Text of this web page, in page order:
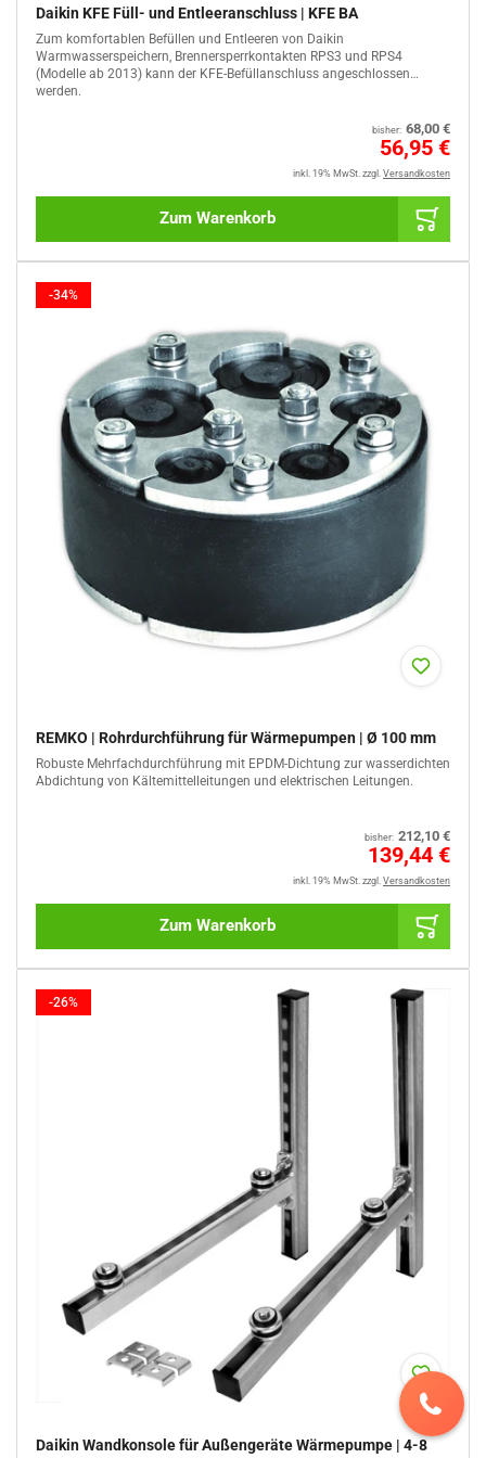
Daikin KFE Füll- und Entleeranschluss | KFE BA
Zum komfortablen Befüllen und Entleeren von Daikin
Warmwasserspeichern, Brennersperrkontakten RPS3 und RPS4
(Modelle ab 2013) kann der KFE-Befüllanschluss angeschlossen
werden.
bisher: 68,00 €
56,95 €
inkl. 19% MwSt. zzgl. Versandkosten
Zum Warenkorb
-34%
REMKO | Rohrdurchführung für Wärmepumpen | Ø 100 mm
Robuste Mehrfachdurchführung mit EPDM-Dichtung zur wasserdichten
Abdichtung von Kältemittelleitungen und elektrischen Leitungen.
bisher: 212,10 €
139,44 €
inkl. 19% MwSt. zzgl. Versandkosten
Zum Warenkorb
-26%
Daikin Wandkonsole für Außengeräte Wärmepumpe | 4-8